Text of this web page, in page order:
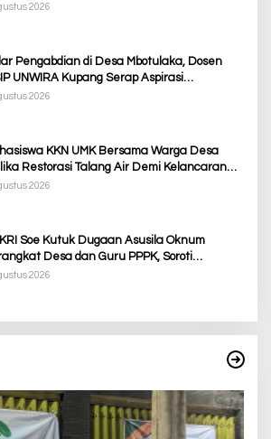
2026
Pengabdian di Desa Mbotulaka, Dosen
UNWIRA Kupang Serap Aspirasi
& Penguatan Kapasitas Karang
2026
KKN UMK Bersama Warga Desa
Restorasi Talang Air Demi Kelancaran
Sawah
2026
Soe Kutuk Dugaan Asusila Oknum
Desa dan Guru PPPK, Soroti
Penanganan Pemkab TTS
2026